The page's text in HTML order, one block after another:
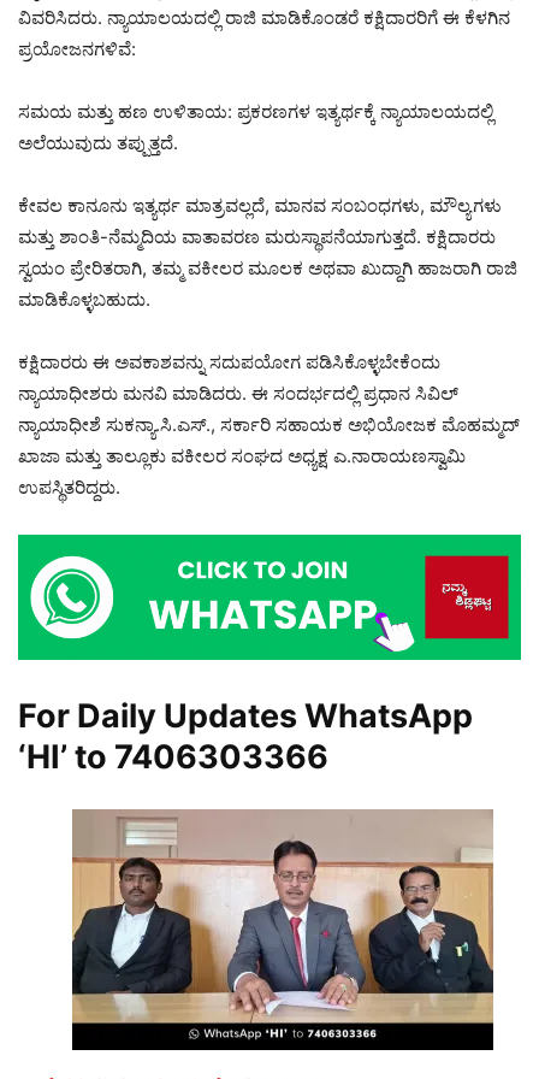
ವಿವರಿಸಿದರು. ನ್ಯಾಯಾಲಯದಲ್ಲಿ ರಾಜಿ ಮಾಡಿಕೊಂಡರೆ ಕಕ್ಷಿದಾರರಿಗೆ ಈ ಕೆಳಗಿನ
ಪ್ರಯೋಜನಗಳಿವೆ:
ಸಮಯ ಮತ್ತು ಹಣ ಉಳಿತಾಯ: ಪ್ರಕರಣಗಳ ಇತ್ಯರ್ಥಕ್ಕೆ ನ್ಯಾಯಾಲಯದಲ್ಲಿ
ಅಲೆಯುವುದು ತಪ್ಪುತ್ತದೆ.
ಕೇವಲ ಕಾನೂನು ಇತ್ಯರ್ಥ ಮಾತ್ರವಲ್ಲದೆ, ಮಾನವ ಸಂಬಂಧಗಳು, ಮೌಲ್ಯಗಳು
ಮತ್ತು ಶಾಂತಿ-ನೆಮ್ಮದಿಯ ವಾತಾವರಣ ಮರುಸ್ಥಾಪನೆಯಾಗುತ್ತದೆ. ಕಕ್ಷಿದಾರರು
ಸ್ವಯಂ ಪ್ರೇರಿತರಾಗಿ, ತಮ್ಮ ವಕೀಲರ ಮೂಲಕ ಅಥವಾ ಖುದ್ದಾಗಿ ಹಾಜರಾಗಿ ರಾಜಿ
ಮಾಡಿಕೊಳ್ಳಬಹುದು.
ಕಕ್ಷಿದಾರರು ಈ ಅವಕಾಶವನ್ನು ಸದುಪಯೋಗ ಪಡಿಸಿಕೊಳ್ಳಬೇಕೆಂದು
ನ್ಯಾಯಾಧೀಶರು ಮನವಿ ಮಾಡಿದರು. ಈ ಸಂದರ್ಭದಲ್ಲಿ ಪ್ರಧಾನ ಸಿವಿಲ್
ನ್ಯಾಯಾಧೀಶೆ ಸುಕನ್ಯಾ.ಸಿ.ಎಸ್., ಸರ್ಕಾರಿ ಸಹಾಯಕ ಅಭಿಯೋಜಕ ಮೊಹಮ್ಮದ್
ಖಾಜಾ ಮತ್ತು ತಾಲ್ಲೂಕು ವಕೀಲರ ಸಂಘದ ಅಧ್ಯಕ್ಷ ಎ.ನಾರಾಯಣಸ್ವಾಮಿ
ಉಪಸ್ಥಿತರಿದ್ದರು.
For Daily Updates WhatsApp
‘HI’ to 7406303366